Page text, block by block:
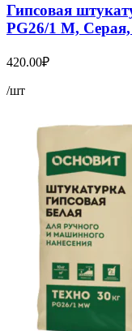
Гипсовая
PG26/1 M,
420.00₽
/шт